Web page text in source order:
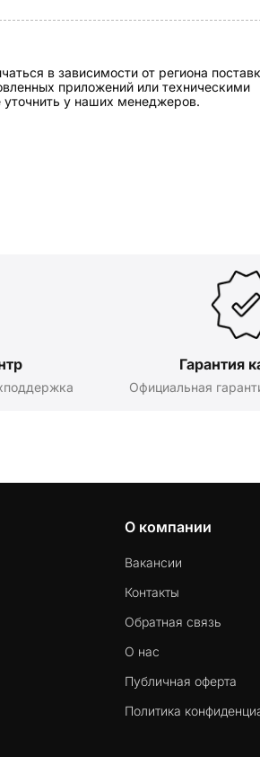
в зависимости от региона
приложений или техническими
у наших менеджеров.
Гарантия
Официальная
О компании
Вакансии
Контакты
Обратная связь
О нас
Публичная оферта
Политика